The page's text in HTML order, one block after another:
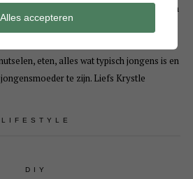
komt nemen op mijn persoonlijke blog. Mijn
van 3 drukke en eigenwijze jongens. Op
eten, alles wat typisch jongens is en
te zijn. Liefs Krystle
LIFESTYLE
DIY
Alles accepteren